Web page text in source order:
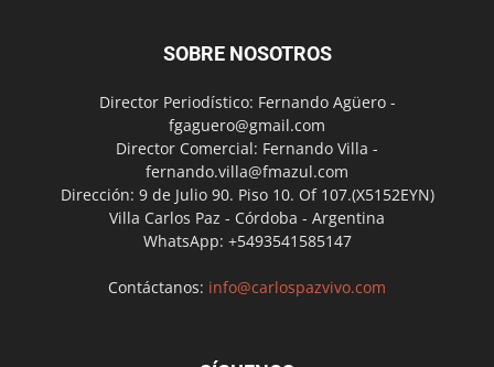
SOBRE NOSOTROS
Director Periodístico: Fernando Agüero -
fgaguero@gmail.com
Director Comercial: Fernando Villa -
fernando.villa@fmazul.com
Dirección: 9 de Julio 90. Piso 10. Of 107.(X5152EYN)
Villa Carlos Paz - Córdoba - Argentina
WhatsApp: +5493541585147
Contáctanos: info@carlospazvivo.com